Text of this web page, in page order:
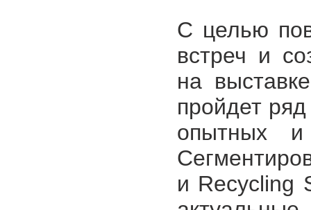
С целью
встреч и
на
пройдет
опытных и
и Recycling